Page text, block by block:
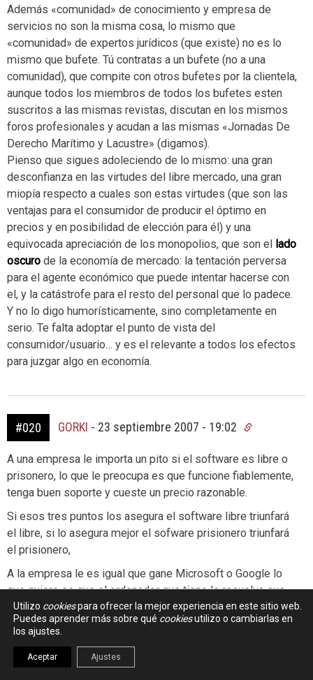
Además «comunidad» de conocimiento y empresa de
servicios no son la misma cosa, lo mismo que
«comunidad» de expertos jurídicos (que existe) no es lo
mismo que bufete. Tú contratas a un bufete (no a una
comunidad), que compite con otros bufetes por la clientela,
aunque todos los miembros de todos los bufetes esten
suscritos a las mismas revistas, discutan en los mismos
foros profesionales y acudan a las mismas «Jornadas De
Derecho Marítimo y Lacustre» (digamos).
Pienso que sigues adoleciendo de lo mismo: una gran
desconfianza en las virtudes del libre mercado, una gran
miopía respecto a cuales son estas virtudes (que son las
ventajas para el consumidor de producir el óptimo en
precios y en posibilidad de elección para él) y una
equivocada apreciación de los monopolios, que son el lado
oscuro de la economía de mercado: la tentación perversa
para el agente económico que puede intentar hacerse con
el, y la catástrofe para el resto del personal que lo padece.
Y no lo digo humorísticamente, sino completamente en
serio. Te falta adoptar el punto de vista del
consumidor/usuario… y es el relevante a todos los efectos
para juzgar algo en economía.
#020 GORKI - 23 septiembre 2007 - 19:02
A una empresa le importa un pito si el software es libre o
prisonero, lo que le preocupa es que funcione fiablemente,
tenga buen soporte y cueste un precio razonable.
Si esos tres puntos los asegura el software libre triunfará
el libre, si lo asegura mejor el sofware prisionero triunfará
el prisionero,
A la empresa le es igual que gane Microsoft o Google lo
que quiere es que el ordenador que tiene le resuelva sus
problemas y no le de mas adicionales.
Salesforce y SAP triunfan, porque pese a que tiene
software propietario, las empresas que instalan sus
sistemas estan contentas con el software. Si los
Utilizo cookiespara ofrecer la mejor experiencia en este sitio web.
Puedes aprender más sobre qué cookiesutilizo o cambiarlas en
los ajustes.
Aceptar Ajustes